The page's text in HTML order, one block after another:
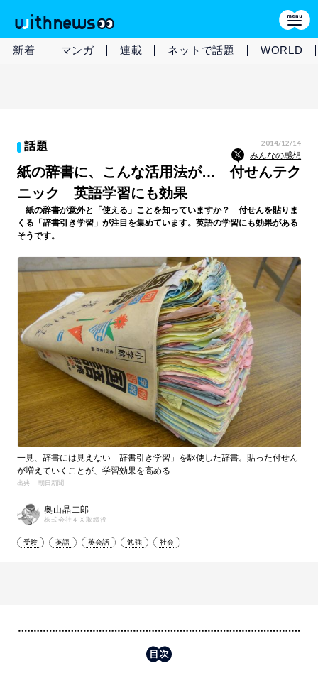
新着 マンガ 連載 ネットで話題 WORLD
話題 2014/12/14
みんなの感想
紙の辞書に、こんな活用法が… 付せんテク
ニック 英語学習にも効果
紙の辞書が意外と「使える」ことを知っていますか？ 付せんを貼りま
くる「辞書引き学習」が注目を集めています。英語の学習にも効果がある
そうです。
一見、辞書には見えない「辞書引き学習」を駆使した辞書。貼った付せん
が増えていくことが、学習効果を高める
出典： 朝日新聞
奥山晶二郎
株式会社４Ｘ取締役
受験 英語 英会話 勉強 社会